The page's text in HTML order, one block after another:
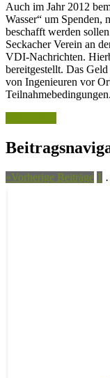
Auch im Jahr 2012
Wasser“ um Spenden,
beschafft werden
Seckacher Verein an
VDI-Nachrichten.
bereitgestellt. Das
von Ingenieuren vor
Teilnahmebedingungen.
«Vorherige Beiträge 1